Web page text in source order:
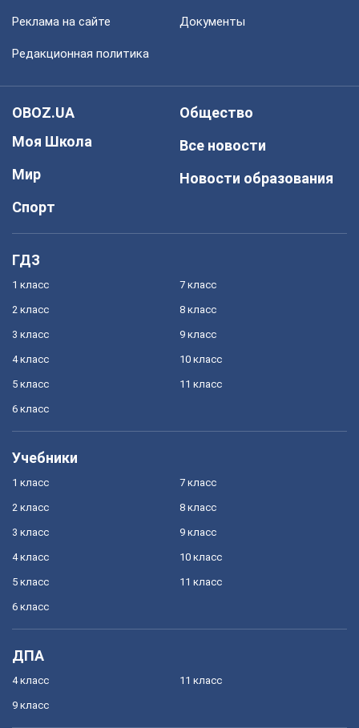
Реклама на сайте Документы
Редакционная политика
OBOZ.UA
Моя Школа
Мир
Спорт
Общество
Все новости
Новости образования
ГДЗ
1 класс
2 класс
3 класс
4 класс
5 класс
6 класс
7 класс
8 класс
9 класс
10 класс
11 класс
Учебники
1 класс
2 класс
3 класс
4 класс
5 класс
6 класс
7 класс
8 класс
9 класс
10 класс
11 класс
ДПА
4 класс
9 класс
11 класс